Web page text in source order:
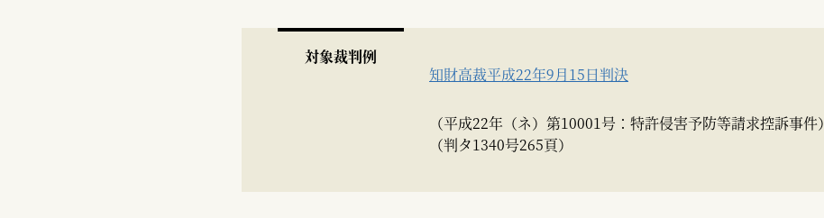
対象裁判例
知財高裁平成22年9月15日判決
（平成22年（ネ）第10001号：特許侵害予防等請求控訴事件）
（判タ1340号265頁）